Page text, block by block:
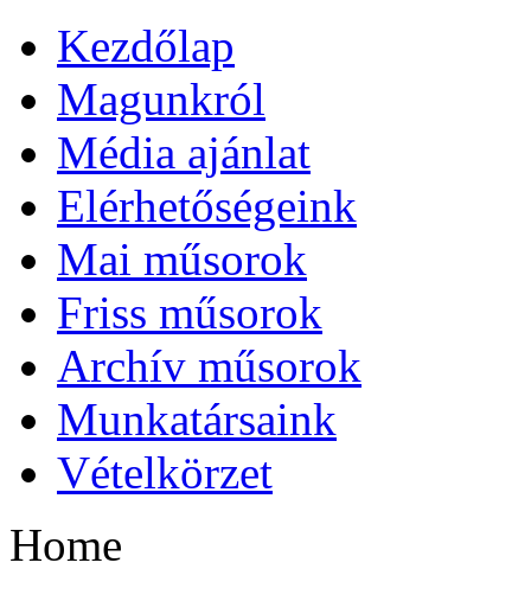
Kezdőlap
Magunkról
Média ajánlat
Elérhetőségeink
Mai műsorok
Friss műsorok
Archív műsorok
Munkatársaink
Vételkörzet
Home